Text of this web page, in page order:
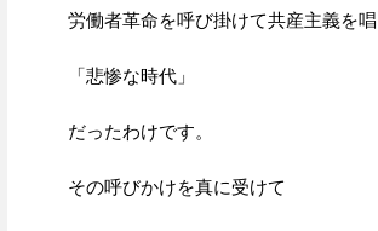
労働者革命を呼び掛けて共産主義を
「悲惨な時代」
だったわけです。
その呼びかけを真に受けて